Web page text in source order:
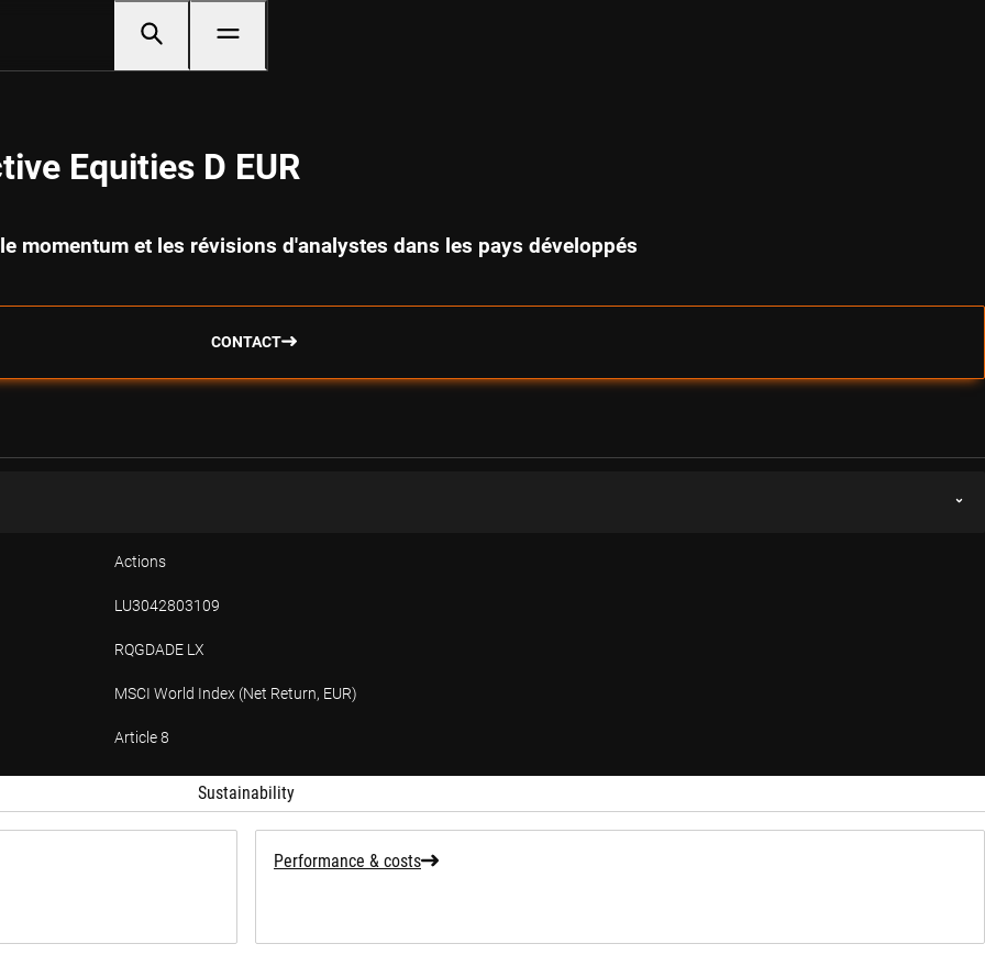
Equities D EUR
momentum et les révisions d'analystes dans les pays développés
CONTACT
Actions
LU3042803109
RQGDADE LX
MSCI World Index (Net Return, EUR)
Article 8
Sustainability
Performance & costs